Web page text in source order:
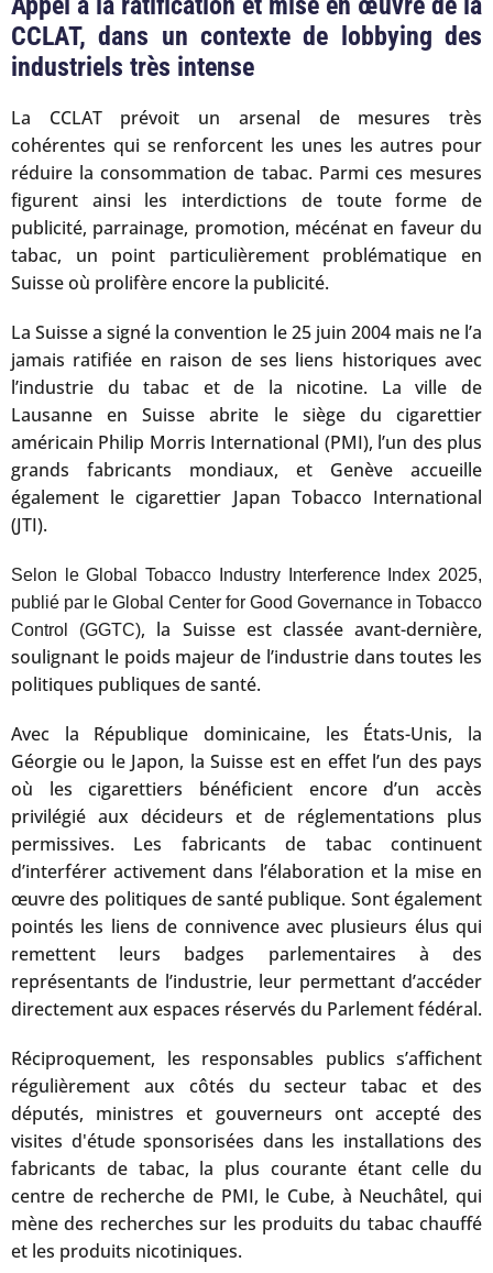
CCLAT, dans un contexte de lobbying des
industriels très intense
La CCLAT prévoit un arsenal de mesures très
cohérentes qui se renforcent les unes les autres pour
réduire la consommation de tabac. Parmi ces mesures
figurent ainsi les interdictions de toute forme de
publicité, parrainage, promotion, mécénat en faveur du
tabac, un point particulièrement problématique en
Suisse où prolifère encore la publicité.
La Suisse a signé la convention le 25 juin 2004 mais ne l’a
jamais ratifiée en raison de ses liens historiques avec
l’industrie du tabac et de la nicotine. La ville de
Lausanne en Suisse abrite le siège du cigarettier
américain Philip Morris International (PMI), l’un des plus
grands fabricants mondiaux, et Genève accueille
également le cigarettier Japan Tobacco International
(JTI).
Selon le Global Tobacco Industry Interference Index 2025,
publié par le Global Center for Good Governance in Tobacco
Control (GGTC), la Suisse est classée avant-dernière,
soulignant le poids majeur de l’industrie dans toutes les
politiques publiques de santé.
Avec la République dominicaine, les États-Unis, la
Géorgie ou le Japon, la Suisse est en effet l’un des pays
où les cigarettiers bénéficient encore d’un accès
privilégié aux décideurs et de réglementations plus
permissives. Les fabricants de tabac continuent
d’interférer activement dans l’élaboration et la mise en
œuvre des politiques de santé publique. Sont également
pointés les liens de connivence avec plusieurs élus qui
remettent leurs badges parlementaires à des
représentants de l’industrie, leur permettant d’accéder
directement aux espaces réservés du Parlement fédéral.
Réciproquement, les responsables publics s’affichent
régulièrement aux côtés du secteur tabac et des
députés, ministres et gouverneurs ont accepté des
visites d'étude sponsorisées dans les installations des
fabricants de tabac, la plus courante étant celle du
centre de recherche de PMI, le Cube, à Neuchâtel, qui
mène des recherches sur les produits du tabac chauffé
et les produits nicotiniques.